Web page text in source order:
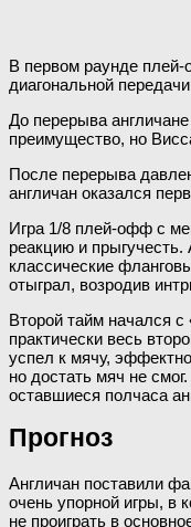
В первом раунде плей-
диагональной
До перерыва
преимущество, но
После перерыва
англичан оказался
Игра 1/8 плей-офф с
реакцию и
классические
отыграл, возродив
Второй тайм начался
практически весь
успел к мячу,
но достать мяч не
оставшиеся полчаса
Прогноз
Англичан поставили
очень упорной игры, в
не проиграть в